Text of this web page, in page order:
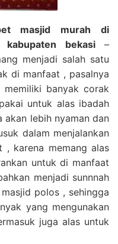
masjid murah di
kabupaten bekasi–
menjadi salah satu
di manfaat , pasalnya
banyak corak
untuk alas ibadah
akan lebih nyaman dan
dalam menjalankan
, karena memang alas
untuk di manfaat
menjadi sunnnah
polos , sehingga
yang mengunakan
juga alas untuk